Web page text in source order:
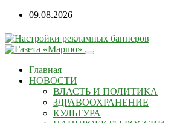
Перейти
содержанию
09.08.2026
Главная
НОВОСТИ
ВЛАСТЬ И ПОЛИТИКА
ЗДРАВООХРАНЕНИЕ
КУЛЬТУРА